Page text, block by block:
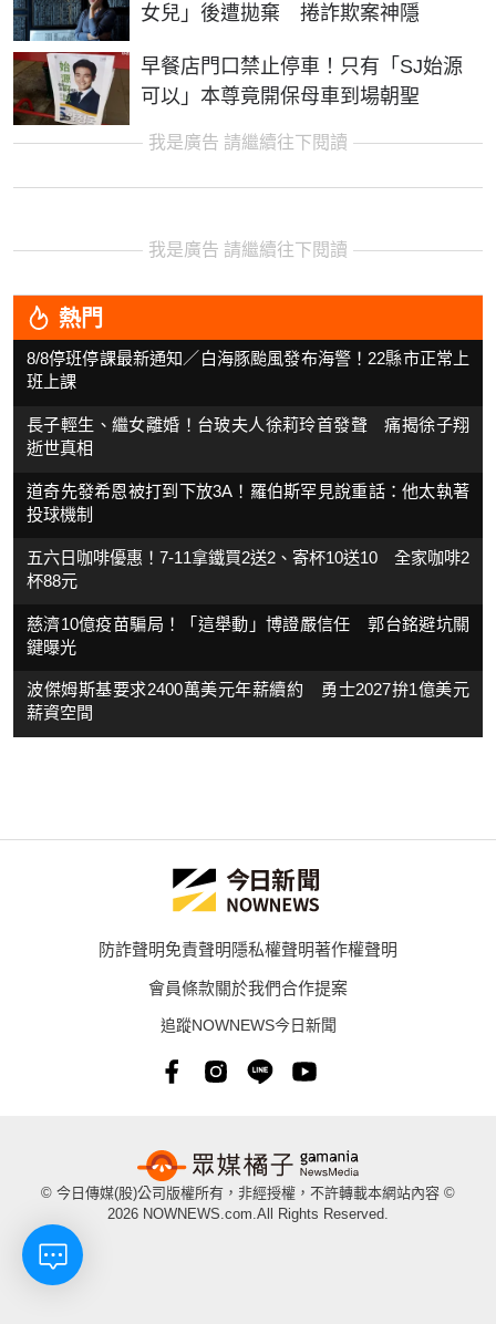
女兒」後遭拋棄 捲詐欺案神隱
早餐店門口禁止停車！只有「SJ始源
可以」本尊竟開保母車到場朝聖
我是廣告 請繼續往下閱讀
我是廣告 請繼續往下閱讀
熱門
8/8停班停課最新通知／白海豚颱風發布海警！22縣市正常上
班上課
長子輕生、繼女離婚！台玻夫人徐莉玲首發聲 痛揭徐子翔
逝世真相
道奇先發希恩被打到下放3A！羅伯斯罕見說重話：他太執著
投球機制
五六日咖啡優惠！7-11拿鐵買2送2、寄杯10送10 全家咖啡2
杯88元
慈濟10億疫苗騙局！「這舉動」博證嚴信任 郭台銘避坑關
鍵曝光
波傑姆斯基要求2400萬美元年薪續約 勇士2027拚1億美元
薪資空間
防詐聲明免責聲明隱私權聲明著作權聲明
會員條款關於我們合作提案
追蹤NOWNEWS今日新聞
© 今日傳媒(股)公司版權所有，非經授權，不許轉載本網站內容 ©
2026 NOWNEWS.com.All Rights Reserved.